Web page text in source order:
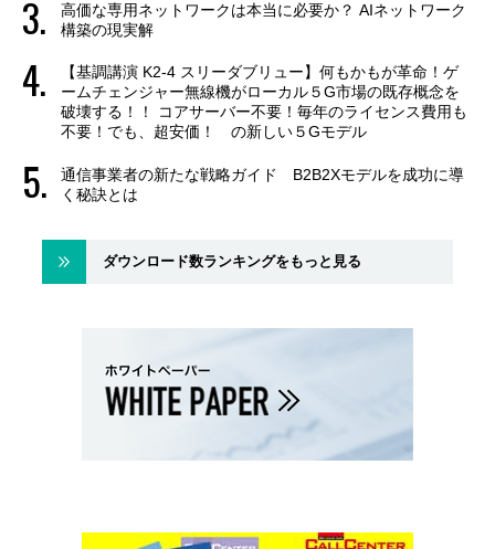
高価な専用ネットワークは本当に必要か？ AIネットワーク
構築の現実解
【基調講演 K2-4 スリーダブリュー】何もかもが革命！ゲ
ームチェンジャー無線機がローカル５G市場の既存概念を
破壊する！！ コアサーバー不要！毎年のライセンス費用も
不要！でも、超安価！ の新しい５Gモデル
通信事業者の新たな戦略ガイド B2B2Xモデルを成功に導
く秘訣とは
ダウンロード数ランキングをもっと見る